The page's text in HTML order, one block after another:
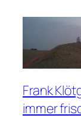
Frank
immer